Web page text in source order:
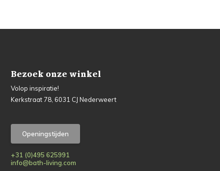
Bezoek onze winkel
Volop inspiratie!
Kerkstraat 78, 6031 CJ Nederweert
Openingstijden
+31 (0)495 625991
info@bath-living.com